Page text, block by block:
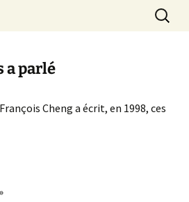
contemporaine à
Forez, Haute-loire,
a parlé
Cheng a écrit, en 1998, ces
»